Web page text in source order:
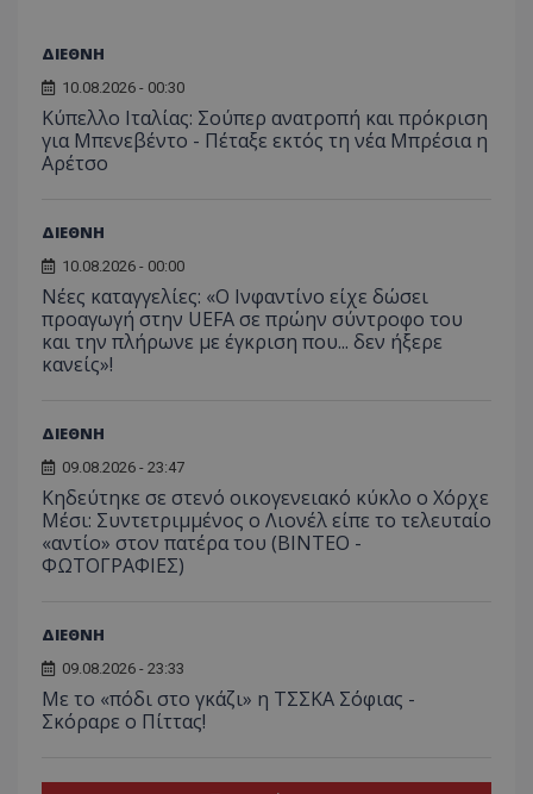
ΔΙΕΘΝΗ
10.08.2026 - 00:30
Κύπελλο Ιταλίας: Σούπερ ανατροπή και πρόκριση
για Μπενεβέντο - Πέταξε εκτός τη νέα Μπρέσια η
Αρέτσο
ΔΙΕΘΝΗ
10.08.2026 - 00:00
Νέες καταγγελίες: «Ο Ινφαντίνο είχε δώσει
προαγωγή στην UEFA σε πρώην σύντροφο του
και την πλήρωνε με έγκριση που... δεν ήξερε
κανείς»!
ΔΙΕΘΝΗ
09.08.2026 - 23:47
Κηδεύτηκε σε στενό οικογενειακό κύκλο ο Χόρχε
Μέσι: Συντετριμμένος ο Λιονέλ είπε το τελευταίο
«αντίο» στον πατέρα του (ΒΙΝΤΕΟ -
ΦΩΤΟΓΡΑΦΙΕΣ)
ΔΙΕΘΝΗ
09.08.2026 - 23:33
Με το «πόδι στο γκάζι» η ΤΣΣΚΑ Σόφιας -
Σκόραρε ο Πίττας!